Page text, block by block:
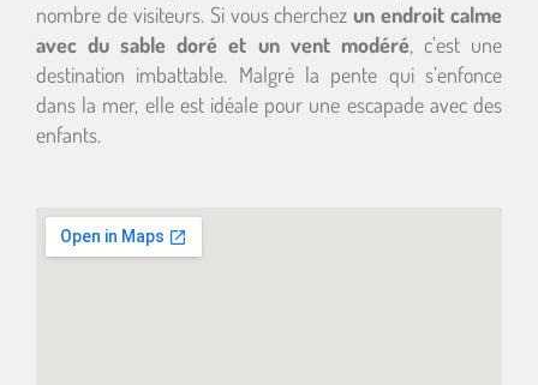
nombre de visiteurs. Si vous cherchez un endroit calme
avec du sable doré et un vent modéré, c’est une
destination imbattable. Malgré la pente qui s’enfonce
dans la mer, elle est idéale pour une escapade avec des
enfants.